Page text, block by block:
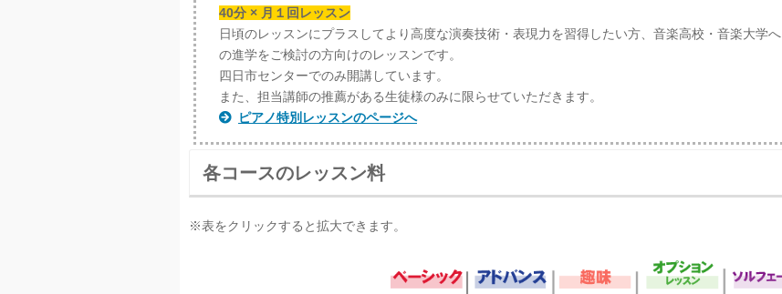
40分 × 月１回レッスン
日頃のレッスンにプラスしてより高度な演奏技術・表現力を習得したい方、音楽高校・音楽大学へ
の進学をご検討の方向けのレッスンです。
四日市センターでのみ開講しています。
また、担当講師の推薦がある生徒様のみに限らせていただきます。
ピアノ特別レッスンのページへ
各コースのレッスン料
※表をクリックすると拡大できます。